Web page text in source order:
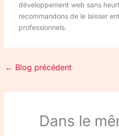
développement web sans
recommandons de le laisser
professionnels.
← Blog précédent
Dans le